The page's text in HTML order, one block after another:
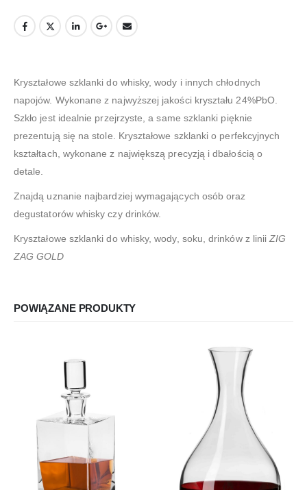
Kryształowe szklanki do whisky, wody i innych chłodnych
napojów. Wykonane z najwyższej jakości kryształu 24%PbO.
Szkło jest idealnie przejrzyste, a same szklanki pięknie
prezentują się na stole. Kryształowe szklanki o perfekcyjnych
kształtach, wykonane z największą precyzją i dbałością o
detale.
Znajdą uznanie najbardziej wymagających osób oraz
degustatorów whisky czy drinków.
Kryształowe szklanki do whisky, wody, soku, drinków z liniiZIG
ZAG GOLD
POWIĄZANE PRODUKTY